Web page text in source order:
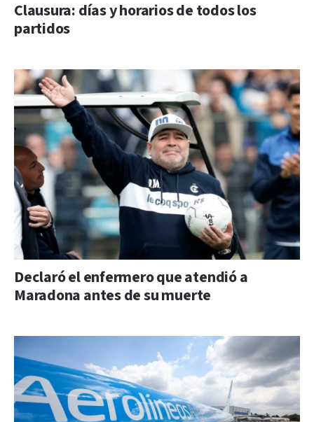
Clausura: días y horarios de todos los
partidos
Declaró el enfermero que atendió a
Maradona antes de su muerte